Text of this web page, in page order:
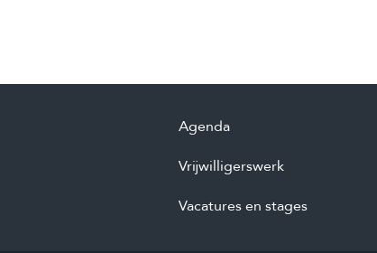
Agenda
Vrijwilligerswerk
Vacatures en stages